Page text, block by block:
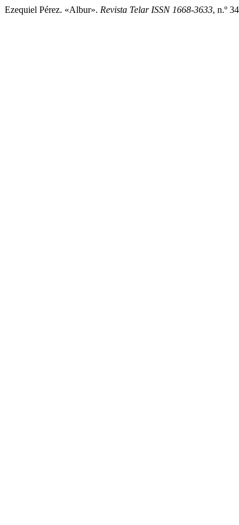
Ezequiel Pérez. «Albur». Revista Telar ISSN 1668-3633, n.º